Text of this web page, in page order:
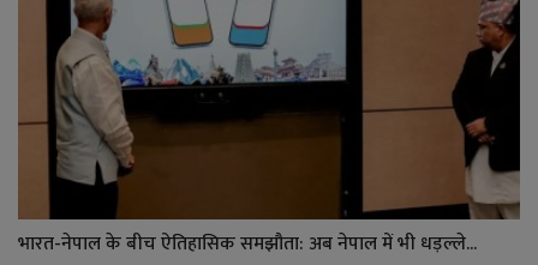
भारत-नेपाल के बीच ऐतिहासिक समझौता: अब नेपाल में भी धड़ल्ले...